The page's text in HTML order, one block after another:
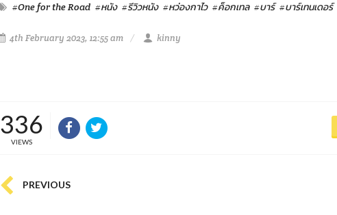
#One for the Road #หนัง #รีวิวหนัง #หว่องกาไว #ค็อกเทล #บาร์ #บาร์เทนเดอร์
4th February 2023, 12:55 am kinny
336
VIEWS
PREVIOUS